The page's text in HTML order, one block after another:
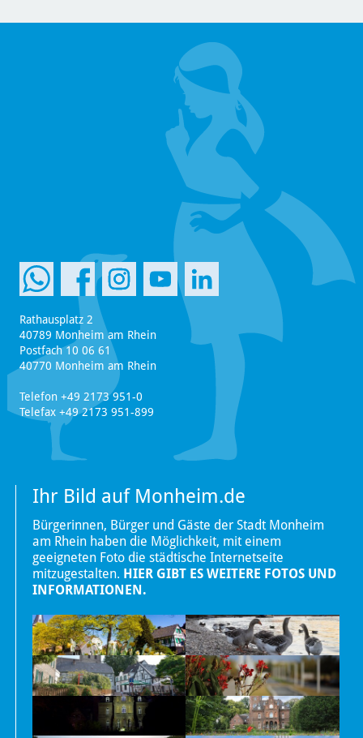
Rathausplatz 2
40789 Monheim am Rhein
Postfach 10 06 61
40770 Monheim am Rhein
Telefon +49 2173 951-0
Telefax +49 2173 951-899
Ihr Bild auf Monheim.de
Bürgerinnen, Bürger und Gäste der Stadt Monheim
am Rhein haben die Möglichkeit, mit einem
geeigneten Foto die städtische Internetseite
mitzugestalten. HIER GIBT ES WEITERE FOTOS UND
INFORMATIONEN.